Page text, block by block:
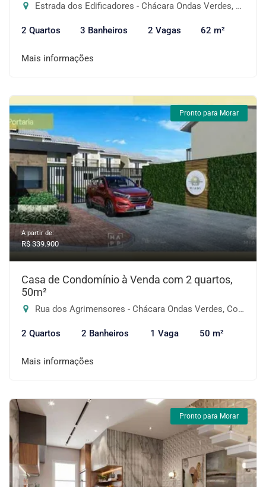
Estrada dos Edificadores - Chácara Ondas Verdes, Cotia-SP
2 Quartos 3 Banheiros 2 Vagas 62 m²
Mais informações
Pronto para Morar
A partir de:
R$ 339.900
Casa de Condomínio à Venda com 2 quartos,
50m²
Rua dos Agrimensores - Chácara Ondas Verdes, Cotia-SP
2 Quartos 2 Banheiros 1 Vaga 50 m²
Mais informações
Pronto para Morar